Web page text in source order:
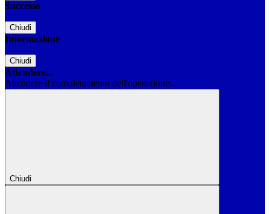
Successo
Chiudi
Informazione
Chiudi
Attendere...
Attendere il completamento dell'operazione...
Chiudi